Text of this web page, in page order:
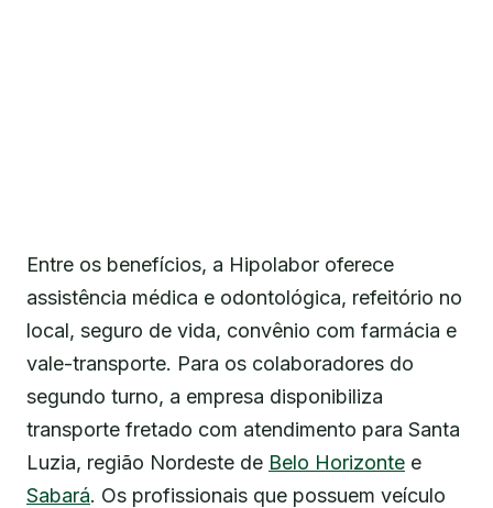
Entre os benefícios, a Hipolabor oferece
assistência médica e odontológica, refeitório no
local, seguro de vida, convênio com farmácia e
vale-transporte. Para os colaboradores do
segundo turno, a empresa disponibiliza
transporte fretado com atendimento para Santa
Luzia, região Nordeste de Belo Horizonte e
Sabará. Os profissionais que possuem veículo